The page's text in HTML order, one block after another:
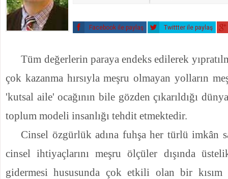
Facebook ile paylaş Twittter ile paylaş
Tüm değerlerin paraya endeks edilerek
çok kazanma hırsıyla meşru olmayan yolların
'kutsal aile' ocağının bile gözden çıkarıldığı
toplum modeli insanlığı tehdit etmektedir.
Cinsel özgürlük adına fuhşa her türlü imkân
cinsel ihtiyaçlarını meşru ölçüler dışında
gidermesi hususunda çok etkili olan bir kısım